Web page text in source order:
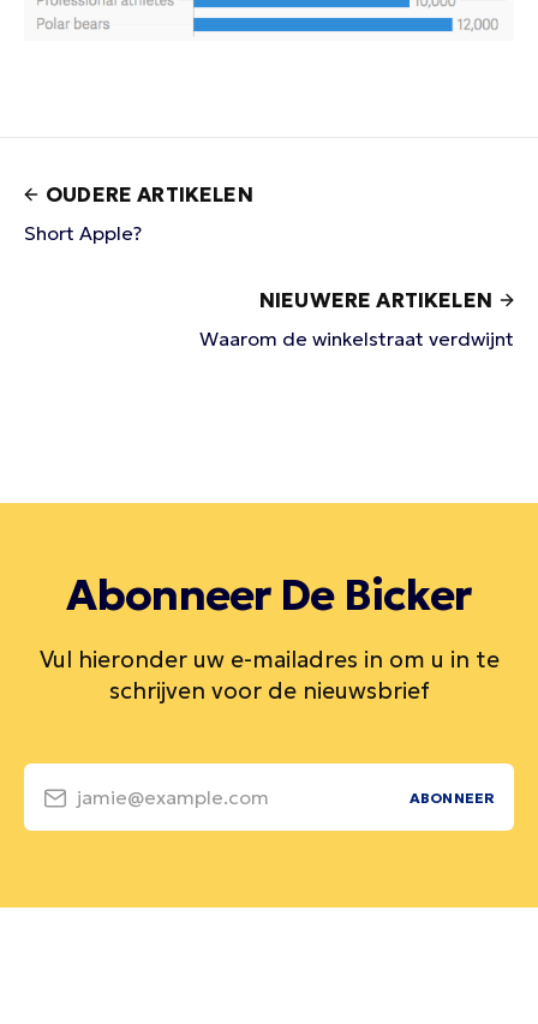
OUDERE ARTIKELEN
Short Apple?
NIEUWERE ARTIKELEN
Waarom de winkelstraat verdwijnt
Abonneer De Bicker
Vul hieronder uw e-mailadres in om u in te
schrijven voor de nieuwsbrief
jamie@example.com ABONNEER